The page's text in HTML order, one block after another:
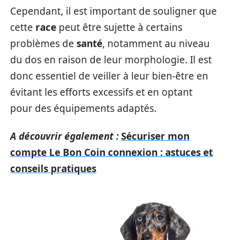
Cependant, il est important de souligner que
cette race peut être sujette à certains
problèmes de santé, notamment au niveau
du dos en raison de leur morphologie. Il est
donc essentiel de veiller à leur bien-être en
évitant les efforts excessifs et en optant
pour des équipements adaptés.
A découvrir également :Sécuriser mon
compte Le Bon Coin connexion : astuces et
conseils pratiques